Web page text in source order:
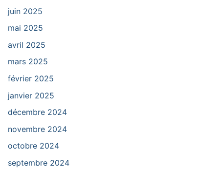
juin 2025
mai 2025
avril 2025
mars 2025
février 2025
janvier 2025
décembre 2024
novembre 2024
octobre 2024
septembre 2024